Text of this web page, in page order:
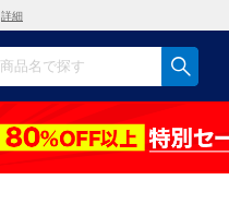
詳細